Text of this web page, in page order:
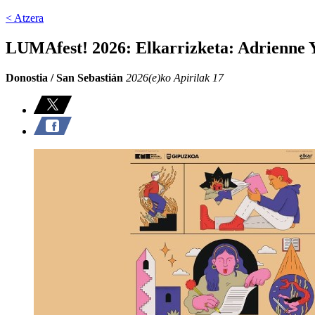
< Atzera
LUMAfest! 2026: Elkarrizketa: Adrienne
Donostia / San Sebastián 2026(e)ko Apirilak 17